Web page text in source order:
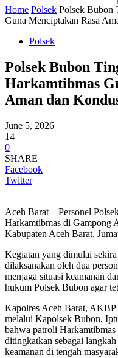
Home Polsek Polsek Bubon
Guna Menciptakan Rasa
Polsek
Polsek Bubon
Harkamtibmas
Aman dan
June 5, 2026
14
0
SHARE
Facebook
Twitter
Aceh Barat – Personel
Harkamtibmas di Gampong
Kabupaten Aceh Barat,
Kegiatan yang dimulai
dilaksanakan oleh dua
menjaga situasi keamanan
hukum Polsek Bubon agar
Kapolres Aceh Barat,
melalui Kapolsek Bubon,
bahwa patroli
ditingkatkan sebagai
keamanan di tengah